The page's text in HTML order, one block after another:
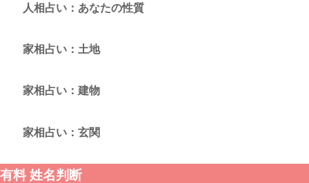
人相占い：あなたの性質
家相占い：土地
家相占い：建物
家相占い：玄関
有料 姓名判断